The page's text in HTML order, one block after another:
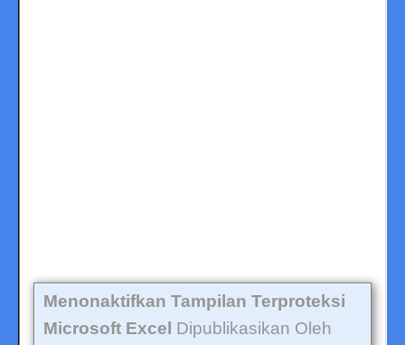
Menonaktifkan Tampilan Terproteksi
Microsoft Excel Dipublikasikan Oleh